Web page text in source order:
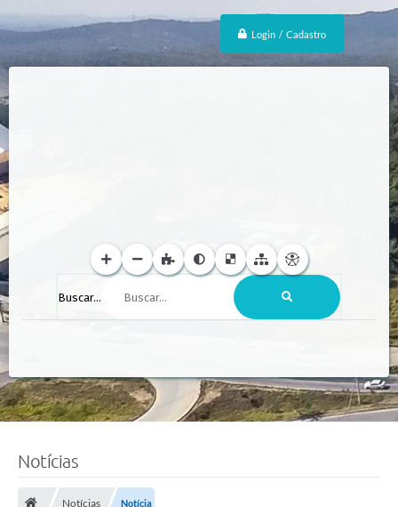
Login / Cadastro
Buscar...
Notícias
Notícias Notícia